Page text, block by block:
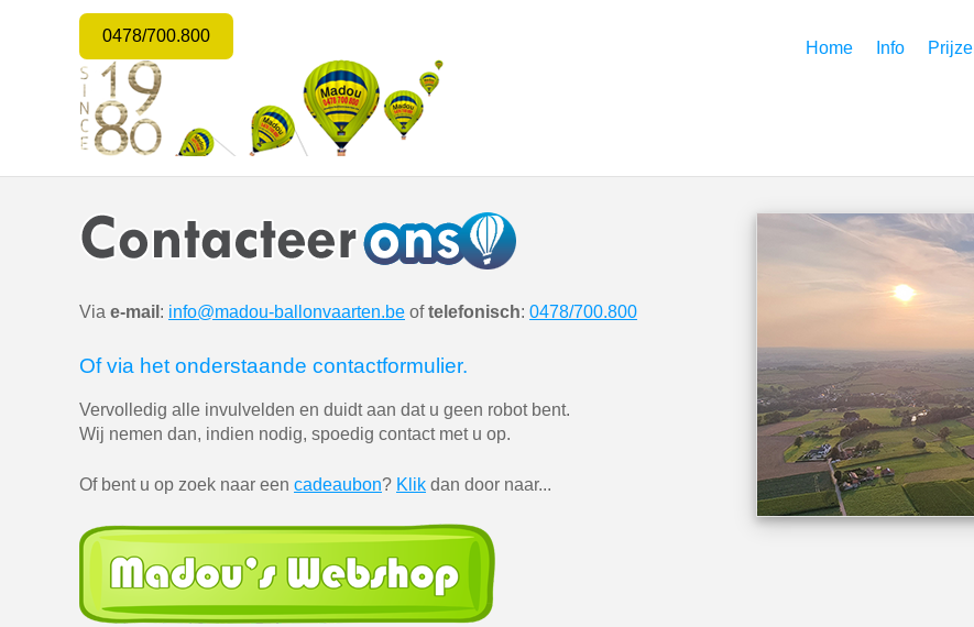
0478/700.800
Home Info
Via e-mail : info@madou-ballonvaarten.be oftelefonisch: 0478/700.800
Of via het onderstaande contactformulier.
Vervolledig alle invulvelden en duidt aan dat u geen robot bent.
Wij nemen dan, indien nodig, spoedig contact met u op.
Of bent u op zoek naar een cadeaubon? Klik dan door naar...